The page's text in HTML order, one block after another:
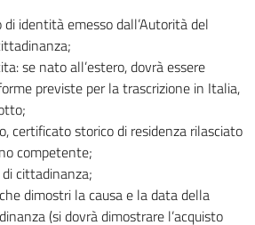
identità emesso dall’Autorità del
se nato all’estero, dovrà essere
previste per la trascrizione in Italia,
certificato storico di residenza rilasciato
competente;
cittadinanza;
dimostri la causa e la data della
(si dovrà dimostrare l’acquisto